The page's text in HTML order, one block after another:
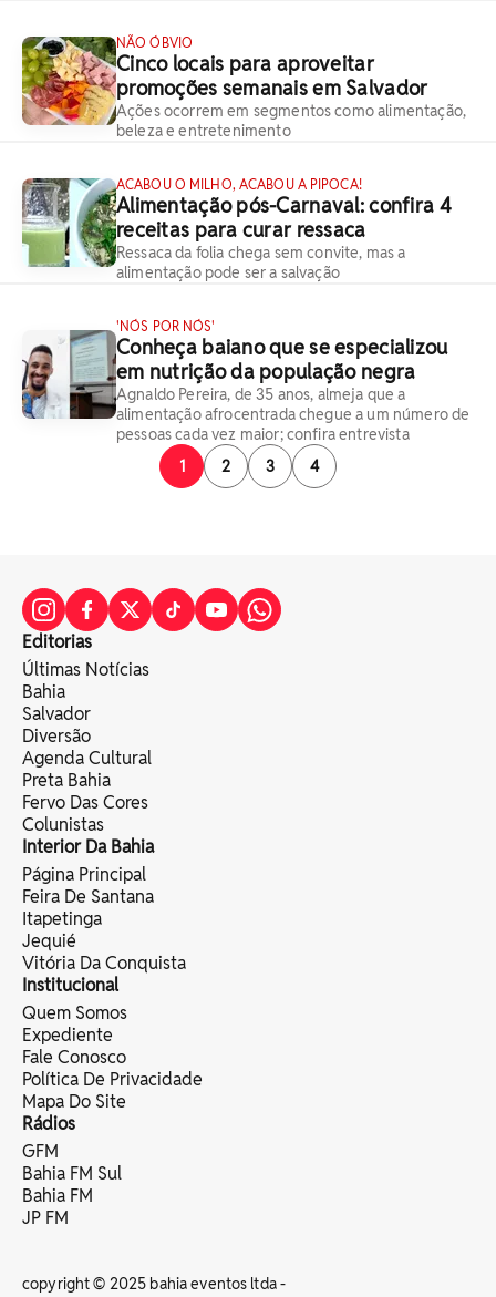
NÃO ÓBVIO
Cinco locais para aproveitar
promoções semanais em Salvador
Ações ocorrem em segmentos como alimentação,
beleza e entretenimento
ACABOU O MILHO, ACABOU A PIPOCA!
Alimentação pós-Carnaval: confira 4
receitas para curar ressaca
Ressaca da folia chega sem convite, mas a
alimentação pode ser a salvação
'NÓS POR NÓS'
Conheça baiano que se especializou
em nutrição da população negra
Agnaldo Pereira, de 35 anos, almeja que a
alimentação afrocentrada chegue a um número de
pessoas cada vez maior; confira entrevista
1
2 3 4
Editorias
Últimas Notícias
Bahia
Salvador
Diversão
Agenda Cultural
Preta Bahia
Fervo Das Cores
Colunistas
Interior Da Bahia
Página Principal
Feira De Santana
Itapetinga
Jequié
Vitória Da Conquista
Institucional
Quem Somos
Expediente
Fale Conosco
Política De Privacidade
Mapa Do Site
Rádios
GFM
Bahia FM Sul
Bahia FM
JP FM
copyright © 2025 bahia eventos ltda -